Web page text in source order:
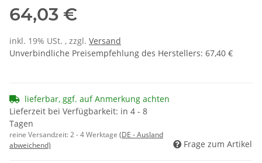
64,03 €
inkl. 19% USt. , zzgl. Versand
Unverbindliche Preisempfehlung des Herstellers: 67,40 €
lieferbar, ggf. auf Anmerkung achten
Lieferzeit bei Verfügbarkeit: in 4 - 8
Tagen
reine Versandzeit:2 - 4 Werktage (DE - Ausland
abweichend)
Frage zum Artikel